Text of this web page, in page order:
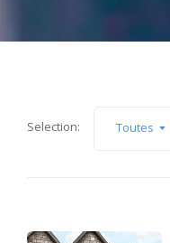
Selection: Toutes